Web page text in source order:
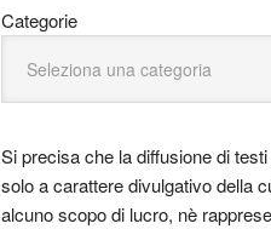
Categorie
Si precisa che la diffusione di
solo a carattere divulgativo della
alcuno scopo di lucro, nè